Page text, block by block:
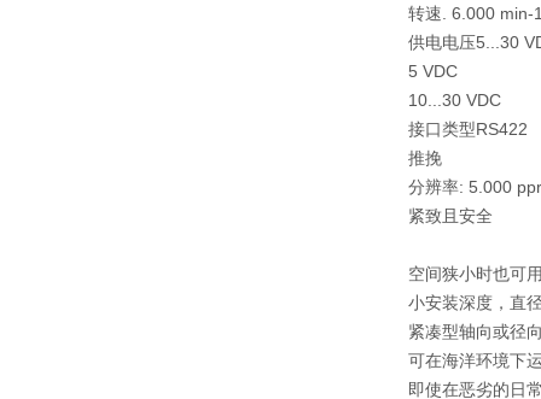
转速 . 6.000 min-
供电电压5...30
5 VDC
10...30 VDC
接口类型RS422
推挽
分辨率: 5.000
紧致且安全
空间狭小时也可
小安装深度，直
紧凑型轴向或径
可在海洋环境下
即使在恶劣的日